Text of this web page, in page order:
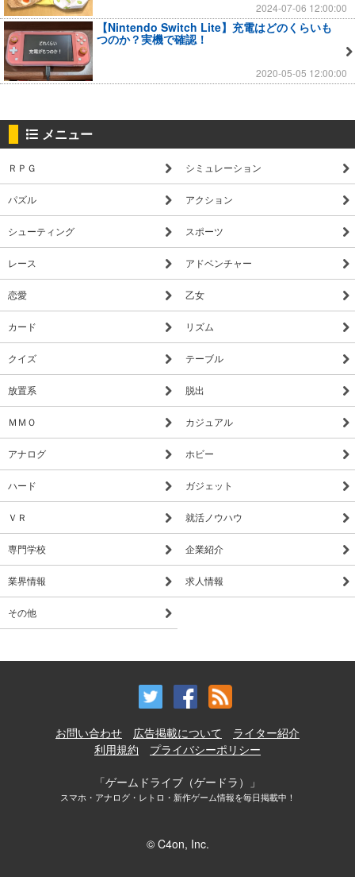
2024-07-06 12:00:00
【Nintendo Switch Lite】充電はどのくらいも
つのか？実機で確認！
2020-05-05 12:00:00
メニュー
ＲＰＧ シミュレーション
パズル アクション
シューティング スポーツ
レース アドベンチャー
恋愛 乙女
カード リズム
クイズ テーブル
放置系 脱出
ＭＭＯ カジュアル
アナログ ホビー
ハード ガジェット
ＶＲ 就活ノウハウ
専門学校 企業紹介
業界情報 求人情報
その他
お問い合わせ 広告掲載について
ライター紹介
利用規約
プライバシーポリシー
「ゲームドライブ（ゲードラ）」
スマホ・アナログ・レトロ・新作ゲーム情報を毎日掲載中！
© C4on, Inc.